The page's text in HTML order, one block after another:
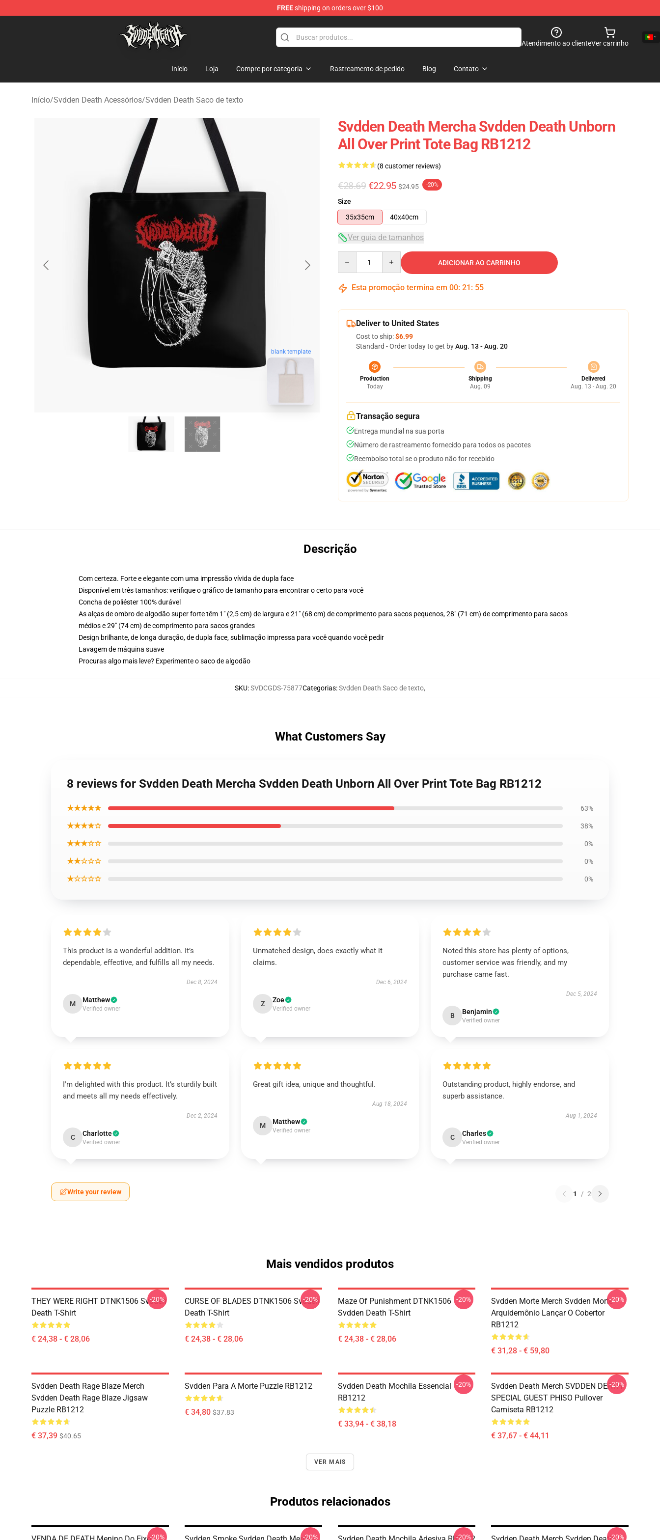
FREEshipping on orders over $100
Svdden Death Shop - Official Svdden Death Merchandise Store
Atendimento ao clienteVer carrinho
Início Loja Compre por categoria Rastreamento de pedido Blog Contato
Início/Svdden Death Acessórios/Svdden Death Saco de texto
blank template
Svdden Death Mercha Svdden Death Unborn
All Over Print Tote Bag RB1212
(8 customer reviews)
€28.69 €22.95 $24.95 -20%
Size
35x35cm
40x40cm
Ver guia de tamanhos
ADICIONAR AO CARRINHO
Esta promoção termina em 00: 21 : 54
Deliver to United States
Cost to ship:$6.99
Standard - Order today to get byAug. 13 - Aug. 20
Production
Today
Shipping
Aug. 09
Delivered
Aug. 13 - Aug. 20
Transação segura
Entrega mundial na sua porta
Número de rastreamento fornecido para todos os pacotes
Reembolso total se o produto não for recebido
Descrição
Com certeza. Forte e elegante com uma impressão vívida de dupla face
Disponível em três tamanhos: verifique o gráfico de tamanho para encontrar o certo para você
Concha de poliéster 100% durável
As alças de ombro de algodão super forte têm 1" (2,5 cm) de largura e 21" (68 cm) de comprimento para sacos pequenos, 28" (71 cm) de comprimento para sacos
médios e 29" (74 cm) de comprimento para sacos grandes
Design brilhante, de longa duração, de dupla face, sublimação impressa para você quando você pedir
Lavagem de máquina suave
Procuras algo mais leve? Experimente o saco de algodão
SKU:SVDCGDS-75877Categorias:Svdden Death Saco de texto,
What Customers Say
8 reviews for Svdden Death Mercha Svdden Death Unborn All Over Print Tote Bag RB1212
★★★★★ 63%
★★★★☆ 38%
★★★☆☆ 0%
★★☆☆☆ 0%
★☆☆☆☆ 0%
This product is a wonderful addition. It’s
dependable, effective, and fulfills all my needs.
Dec 8, 2024
M Matthew
Verified owner
Unmatched design, does exactly what it
claims.
Dec 6, 2024
Z Zoe
Verified owner
Noted this store has plenty of options,
customer service was friendly, and my
purchase came fast.
Dec 5, 2024
B Benjamin
Verified owner
I'm delighted with this product. It’s sturdily built
and meets all my needs effectively.
Dec 2, 2024
C Charlotte
Verified owner
Great gift idea, unique and thoughtful.
Aug 18, 2024
M Matthew
Verified owner
Outstanding product, highly endorse, and
superb assistance.
Aug 1, 2024
C Charles
Verified owner
Write your review 1 / 2
Mais vendidos produtos
THEY WERE RIGHT DTNK1506 Svdden
Death T-Shirt
€ 24,38 - € 28,06
-20%
CURSE OF BLADES DTNK1506 Svdden
Death T-Shirt
€ 24,38 - € 28,06
-20%
Maze Of Punishment DTNK1506
Svdden Death T-Shirt
€ 24,38 - € 28,06
-20%
Svdden Morte Merch Svdden Morte
Arquidemônio Lançar O Cobertor
RB1212
€ 31,28 - € 59,80
-20%
Svdden Death Rage Blaze Merch
Svdden Death Rage Blaze Jigsaw
Puzzle RB1212
€ 37,39 $40.65
Svdden Para A Morte Puzzle RB1212
€ 34,80 $37.83
Svdden Death Mochila Essencial
RB1212
€ 33,94 - € 38,18
-20%
Svdden Death Merch SVDDEN DEATH
SPECIAL GUEST PHISO Pullover
Camiseta RB1212
€ 37,67 - € 44,11
-20%
VER MAIS
Produtos relacionados
-20% -20% -20% -20%